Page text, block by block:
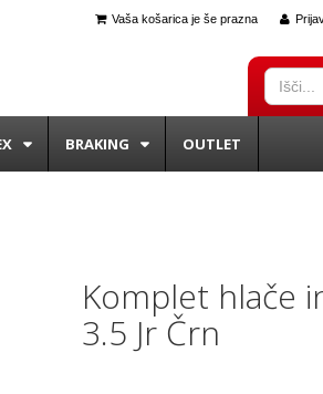
Vaša košarica je še prazna
BRAKING OUTLET
Komplet hlače
3.5 Jr Črn